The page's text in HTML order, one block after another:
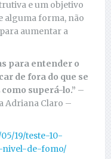
e um objetivo
alguma forma, não
aumentar a
para entender o
de fora do que se
superá-lo.” –
Adriana Claro –
19/teste-10-
nivel-de-fomo/